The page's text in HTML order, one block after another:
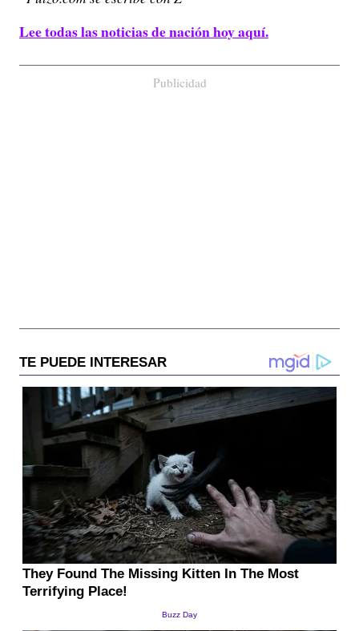
Lee todas las noticias de nación hoy aquí.
Publicidad